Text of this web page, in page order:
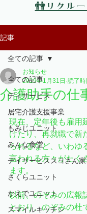
👫リクル
記事
全ての記事
ディサービス
居宅介護支援事業
もみじユニット
みんな食堂
デイサービススヨさん家
さくらユニット
かえでユニット
スマイルキッチン
全ての記事
介護助手の仕
お知らせ
2019年1月31日 読了
現在、定年後も雇用
けたり、再就職で新
られるなど、いわゆ
言われる方々がたく
ます。
以前、のぞみの広報
とおり、のぞみの杜